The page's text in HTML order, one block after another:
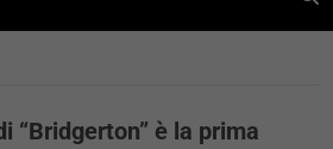
“Bridgerton” è la prima